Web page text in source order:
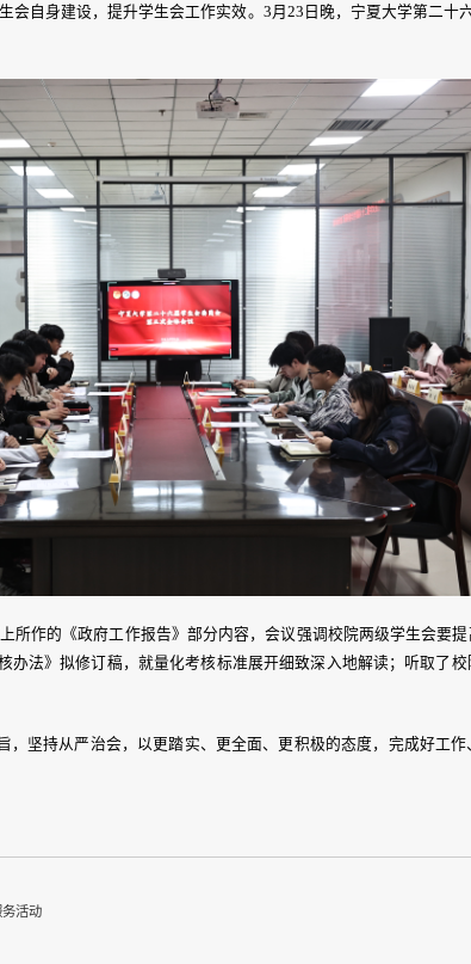
会自身建设，提升学生会工作实效。3月23日晚，宁夏大学第二十
所作的《政府工作报告》部分内容，会议强调校院两级学生会要
法》拟修订稿，就量化考核标准展开细致深入地解读；听取了
，坚持从严治会， 以更踏实、更全面、更积极的态度，完成好工
活动